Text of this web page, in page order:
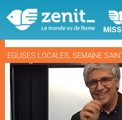
EGLISES LOCALES, SEMAINE